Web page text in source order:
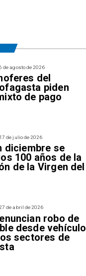
de agosto de 2026
del
piden
de pago
17 de julio de 2026
diciembre se
100 años de la
de la Virgen del
de abril de 2026
robo de
desde
sectores de